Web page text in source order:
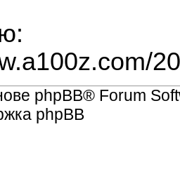
phpBB® Forum
phpBB